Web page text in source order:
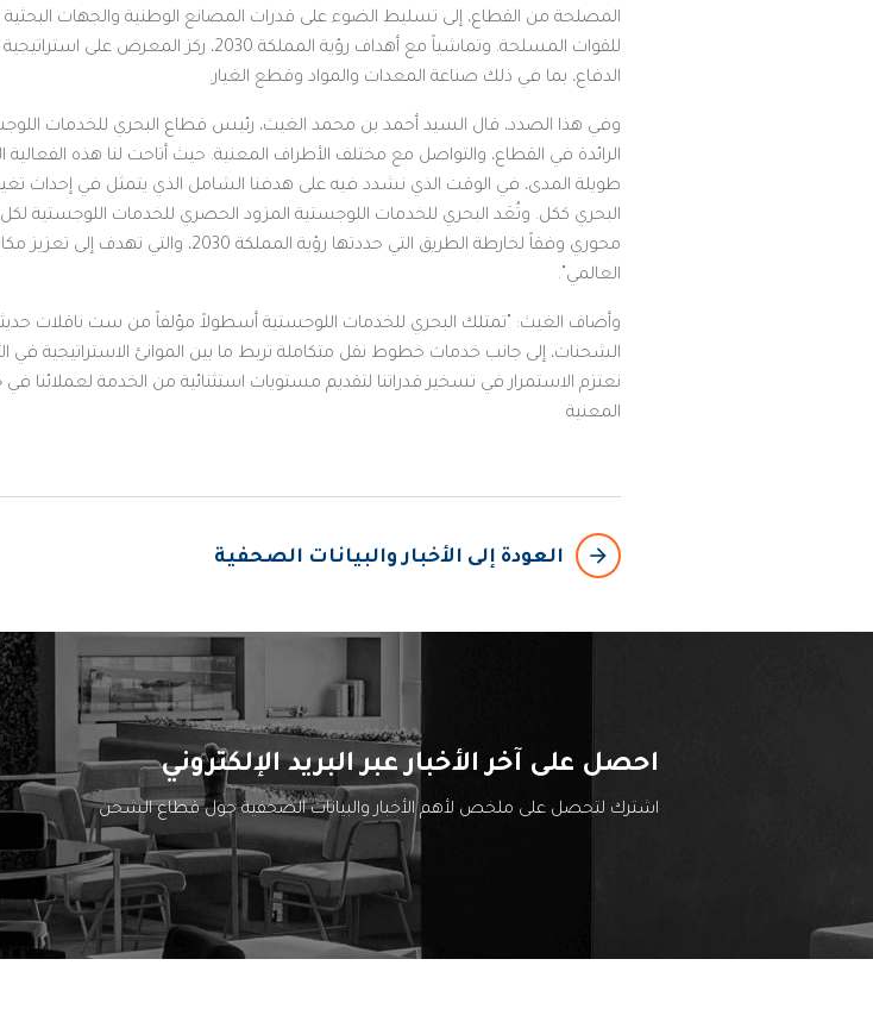
المصلحة من القطاع، إلى تسليط الضوء على قدرات المصانع الوطنية والجهات البحثية
للقوات المسلحة. وتماشياً مع أهداف رؤية
الدفاع، بما في ذلك صناعة المعدات والمواد وقطع الغيار.
الرائدة في القطاع، والتواصل مع مختلف الأطراف المعنية. حيث أتاحت لنا هذه
طويلة المدى، في الوقت الذي نشدد فيه على هدفنا الشامل الذي يتمثل في إحداث
البحري ككل. وتُعَد البحري للخدمات اللوجستية المزود الحصري للخدمات اللوجستية لكل من
محوري وفقاً لخارطة الطريق التي حددتها
العالمي".
وأضاف الغيث: "تمتلك البحري للخدمات اللوجستية أسطولاً مؤلفاً من ست ناقلات
الشحنات، إلى جانب خدمات خطوط نقل متكاملة تربط ما بين الموانئ الاستراتيجية في
نعتزم الاستمرار في تسخير قدراتنا لتقديم مستويات استثنائية من الخدمة لعملائنا
المعنية
arrow_backward
العودة إلى الأخبار والبيانات الصحفية
احصل على آخر الأخبار عبر البريد الإلكتروني
اشترك لتحصل على ملخص لأهم الأخبار والبيانات الصحفية حول قطاع الشحن